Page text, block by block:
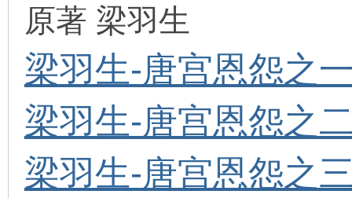
原著 梁羽生
梁羽生-唐宫恩怨之
梁羽生-唐宫恩怨之
梁羽生-唐宫恩怨之